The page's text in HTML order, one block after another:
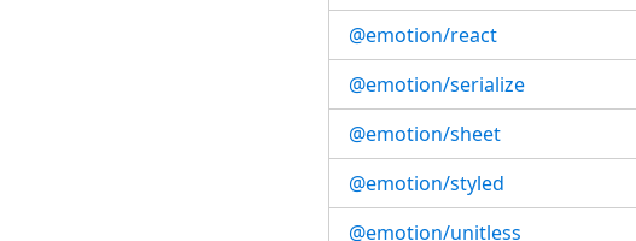
@emotion/react
@emotion/serialize
@emotion/sheet
@emotion/styled
@emotion/unitless